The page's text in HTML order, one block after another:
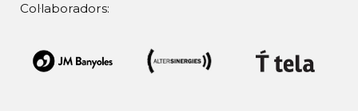
Col·laboradors: